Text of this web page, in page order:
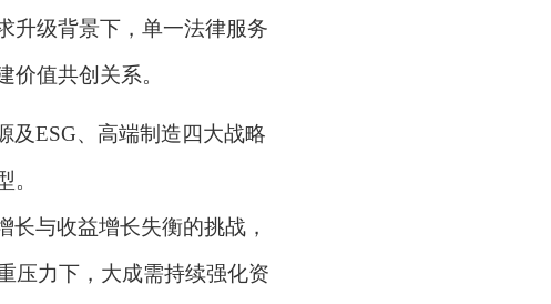
升级背景下，单一法律服务
值共创关系。
及ESG、高端制造四大战略
。
与收益增长失衡的挑战，
压力下，大成需持续强化资